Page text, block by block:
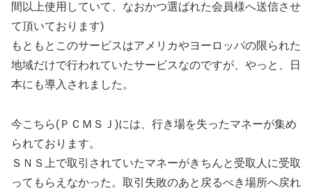
間以上使用していて、なおかつ選ばれた会員様へ送信させ
て頂いております)
もともとこのサービスはアメリカやヨーロッパの限られた
地域だけで行われていたサービスなのですが、やっと、日
本にも導入されました。
今こちら(ＰＣＭＳＪ)には、行き場を失ったマネーが集め
られております。
ＳＮＳ上で取引されていたマネーがきちんと受取人に受取
ってもらえなかった。取引失敗のあと戻るべき場所へ戻れ